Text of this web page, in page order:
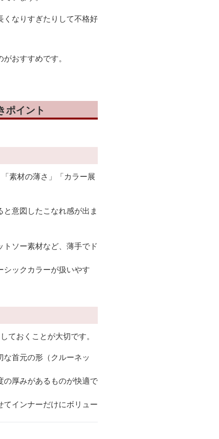
なりすぎたりして不格好
おすすめです。
ポイント
素材の薄さ」「カラー展
意図したこなれ感が出ま
トソー素材など、薄手でド
シックカラーが扱いやす
ておくことが大切です。
な首元の形（クルーネッ
の厚みがあるものが快適で
てインナーだけにボリュー